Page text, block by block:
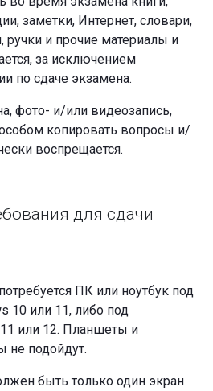
заметки, Интернет, словари,
ручки и прочие материалы и
за исключением
по сдаче экзамена.
фото- и/или видеозапись,
копировать вопросы и/
воспрещается.
для сдачи
ПК или ноутбук под
10 или 11, либо под
или 12. Планшеты и
не подойдут.
быть только один экран